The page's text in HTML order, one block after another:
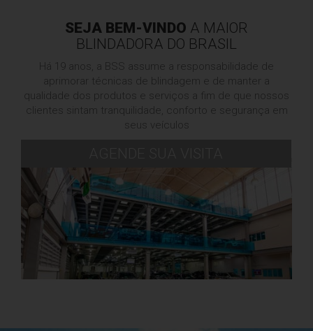
SEJA BEM-VINDO A MAIOR
BLINDADORA DO BRASIL
Há 19 anos, a BSS assume a responsabilidade de
aprimorar técnicas de blindagem e de manter a
qualidade dos produtos e serviços a fim de que nossos
clientes sintam tranquilidade, conforto e segurança em
seus veículos